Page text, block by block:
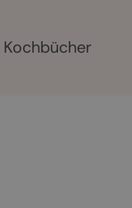
Kochbücher